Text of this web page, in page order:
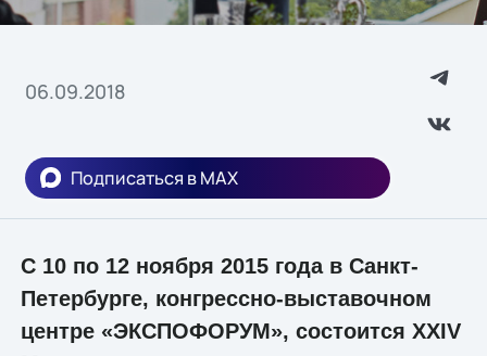
06.09.2018
Подписаться в MAX
С 10 по 12 ноября 2015 года в Санкт-
Петербурге, конгрессно-выставочном
центре «ЭКСПОФОРУМ», состоится XXIV